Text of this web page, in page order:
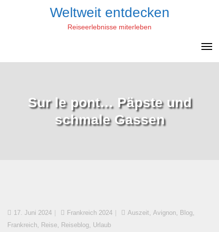
Weltweit entdecken
Reiseerlebnisse miterleben
Sur le pont… Päpste und
schmale Gassen
17. Juni 2024 Frankreich 2024 Auszeit Avignon Blog
Frankreich Reise Reiseblog Urlaub